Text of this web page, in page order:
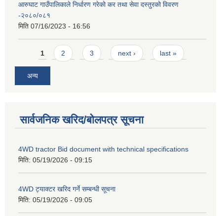
आरुघाट गाउँपालिकाले निर्धारण गरेको कर तथा सेवा दस्तुरको विवरण
-२०८०/०८१
मिति 07/16/2023 - 16:56
Pages
1 2 3 next › last »
अन्य
सार्वजनिक खरिद/बोलपत्र सूचना
4WD tractor Bid document with technical specifications
मिति: 05/19/2026 - 09:15
4WD ट्याक्टर खरिद गर्ने सम्बन्धी सूचना
मिति: 05/19/2026 - 09:05